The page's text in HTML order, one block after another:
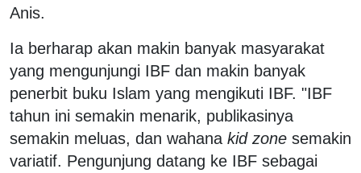
Anis.
Ia berharap akan makin banyak masyarakat
yang mengunjungi IBF dan makin banyak
penerbit buku Islam yang mengikuti IBF. "IBF
tahun ini semakin menarik, publikasinya
semakin meluas, dan wahana kid zone semakin
variatif. Pengunjung datang ke IBF sebagai